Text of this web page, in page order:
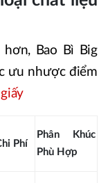
Bao Bì Big
ưu nhược điểm
Phí
Phân Khúc
Phù Hợp